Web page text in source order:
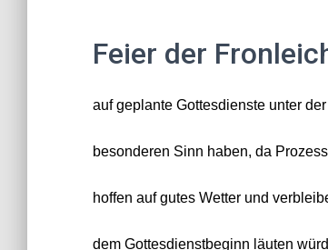
Feier der
auf geplante Gottesdienste unter
besonderen Sinn haben, da
hoffen auf gutes Wetter und
dem Gottesdienstbeginn läuten